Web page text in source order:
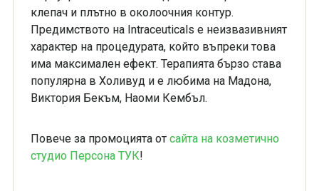
клепач и плътно в околоочния контур.
Предимството на Intraceuticals е неизвазивният
характер на процедурата, който въпреки това
има максимален ефект. Терапията бързо става
популярна в Холивуд и е любима наМадона,
Виктория Бекъм, Наоми Кембъл.
Повече за промоцията отсайта на козметично
студио Персона ТУК!